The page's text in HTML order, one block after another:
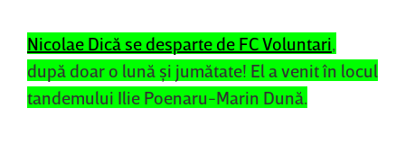
Nicolae Dică se desparte de FC Voluntari,
după doar o lună şi jumătate! El a venit în locul
tandemului Ilie Poenaru-Marin Dună.